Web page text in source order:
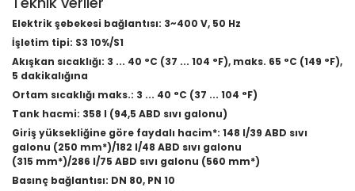
Elektrik şebekesi bağlantısı: 3~400 V, 50 Hz
İşletim tipi: S3 10%/S1
Akışkan sıcaklığı: 3 ... 40 °C (37 ... 104 °F), maks. 65 °C (149 °F),
5 dakikalığına
Ortam sıcaklığı maks.: 3 ... 40 °C (37 ... 104 °F)
Tank hacmi: 358 l (94,5 ABD sıvı galonu)
Giriş yüksekliğine göre faydalı hacim*: 148 l/39 ABD sıvı
galonu (250 mm*)/182 l/48 ABD sıvı galonu
(315 mm*)/286 l/75 ABD sıvı galonu (560 mm*)
Basınç bağlantısı: DN 80, PN 10